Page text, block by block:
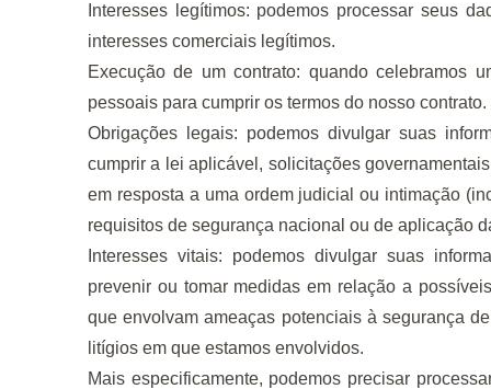
Interesses legítimos: podemos processar seus
interesses comerciais legítimos.
Execução de um contrato: quando celebramos
pessoais para cumprir os termos do nosso contrato.
Obrigações legais: podemos divulgar suas
cumprir a lei aplicável, solicitações
em resposta a uma ordem judicial ou intimação
requisitos de segurança nacional ou de aplicação
Interesses vitais: podemos divulgar suas
prevenir ou tomar medidas em relação a
que envolvam ameaças potenciais à segurança
litígios em que estamos envolvidos.
Mais especificamente, podemos precisar